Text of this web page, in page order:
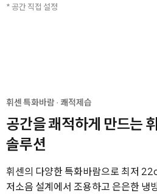
* 공간 직접 설정
휘센 특화바람 · 쾌적제습
공간을 쾌적하게 만드는
솔루션
휘센의 다양한 특화바람으로 최저
저소음 설계에서 조용하고 은은한 냉